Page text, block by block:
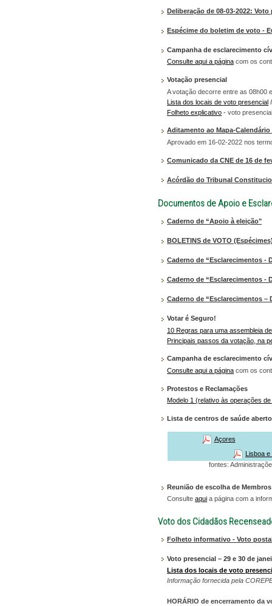
Deliberação de 08-03-2022:
Espécime do boletim de voto -
Campanha de esclarecimento
Consulte aqui a página com os
Votação presencial
A votação decorre entre as 08h00
Lista dos locais de voto presencial
Folheto explicativo - voto
Aditamento ao Mapa-
Aprovado em 16-02-2022 nos
Comunicado da CNE de 16 de
Acórdão do Tribunal
Documentos de Apoio e
Caderno de “Apoio à eleição"
BOLETINS de VOTO
Caderno de “Esclarecimentos -
Caderno de “Esclarecimentos -
Caderno de “Esclarecimentos –
Votar é Seguro!
10 Regras para uma assembleia
Principais passos da votação, na
Campanha de esclarecimento
Consulte aqui a página com os
Protestos e Reclamações
Modelo 1 (relativo às operações
Lista de centros de saúde
fontes:
Açores
Lisboa e
Reunião de escolha de
Consulteaqui a página com a
Voto dos Cidadãos
Folheto informativo - Voto
Voto presencial – 29 e 30 de
Lista dos locais de voto
Informação fornecida pela
HORÁRIO de encerramento da